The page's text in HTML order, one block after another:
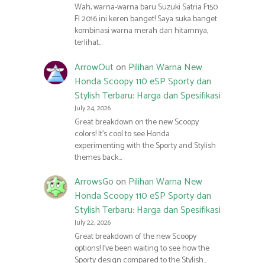
Wah, warna-warna baru Suzuki Satria F150
FI 2016 ini keren banget! Saya suka banget
kombinasi warna merah dan hitamnya,
terlihat…
ArrowOuton Pilihan Warna New
Honda Scoopy 110 eSP Sporty dan
Stylish Terbaru: Harga dan Spesifikasi
July 24, 2026
Great breakdown on the new Scoopy
colors! It’s cool to see Honda
experimenting with the Sporty and Stylish
themes back…
ArrowsGoon Pilihan Warna New
Honda Scoopy 110 eSP Sporty dan
Stylish Terbaru: Harga dan Spesifikasi
July 22, 2026
Great breakdown of the new Scoopy
options! I’ve been waiting to see how the